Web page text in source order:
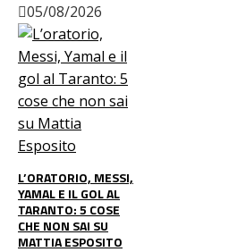
05/08/2026
L’ORATORIO, MESSI,
YAMAL E IL GOL AL
TARANTO: 5 COSE
CHE NON SAI SU
MATTIA ESPOSITO